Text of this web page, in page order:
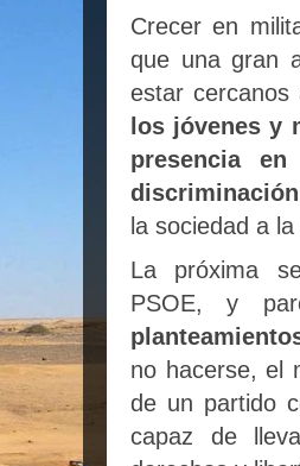
Crecer en
que una gran
estar cercanos
los jóvenes y
presencia
la sociedad a
La próxima
PSOE, y
no hacerse, el
de un partido
capaz de